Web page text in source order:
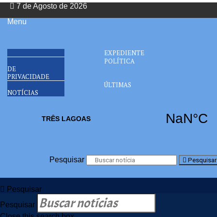
7 de Agosto de 2026
Menu
EXPEDIENTE
POLÍTICA
DE
PRIVACIDADE
ÚLTIMAS
NOTÍCIAS
Pesquisar Pesquisar
Pesquisar
Pesquisar